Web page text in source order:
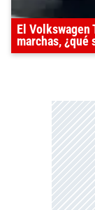
El Volkswagen
marchas, ¿qué